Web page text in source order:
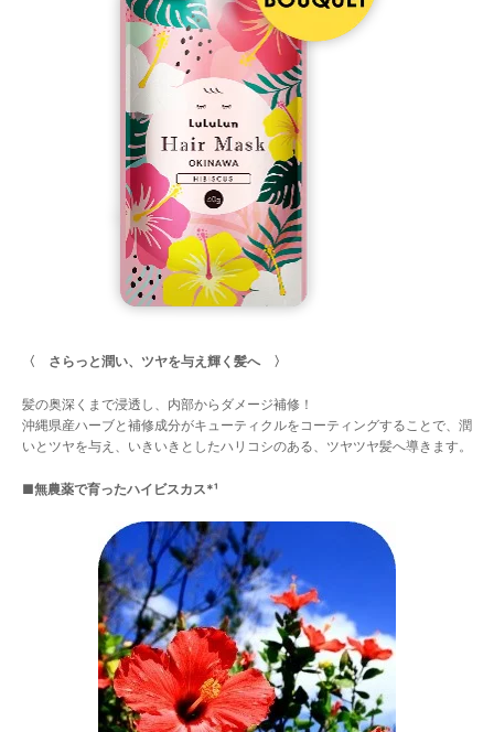
〈 さらっと潤い、ツヤを与え輝く髪へ 〉
髪の奥深くまで浸透し、内部からダメージ補修！
沖縄県産ハーブと補修成分がキューティクルをコーティングすることで、潤
いとツヤを与え、いきいきとしたハリコシのある、ツヤツヤ髪へ導きます。
■無農薬で育ったハイビスカス*¹